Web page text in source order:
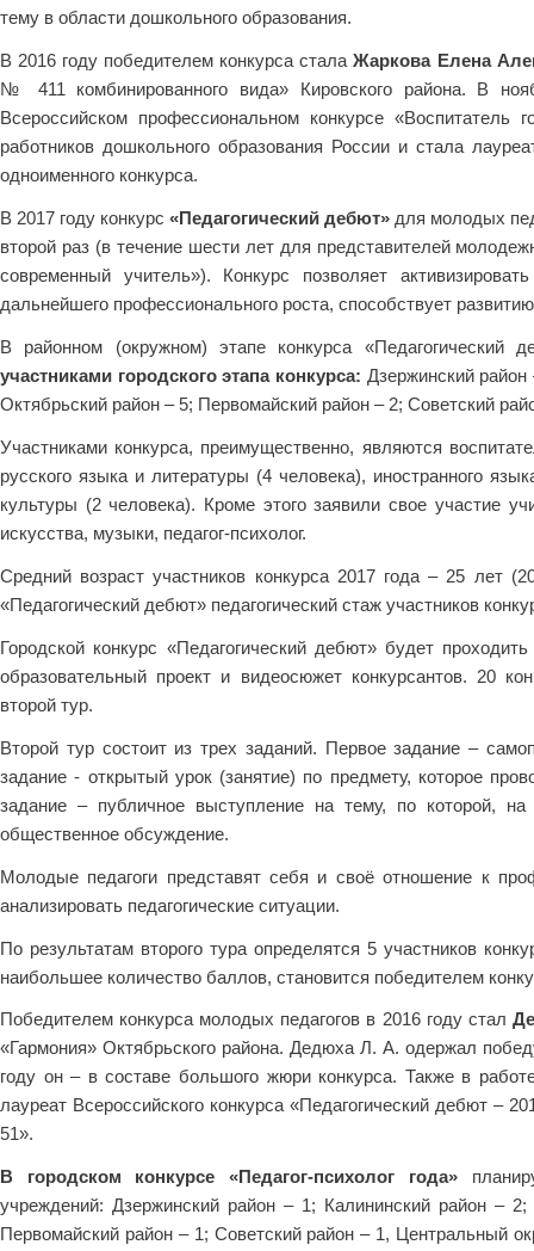
тему в области дошкольного образования.
В 2016 году победителем конкурса сталаЖаркова Елена
№ 411 комбинированного вида» Кировского района. В
Всероссийском профессиональном конкурсе
работников дошкольного образования России и стала
одноименного конкурса.
В 2017 году конкурс «Педагогический дебют» для молодых
второй раз (в течение шести лет для представителей
современный учитель»). Конкурс позволяет
дальнейшего профессионального роста, способствует
В районном (окружном) этапе конкурса
участниками городского этапа конкурса: Дзержинский
Октябрьский район – 5; Первомайский район – 2; Советский
Участниками конкурса, преимущественно, являются
русского языка и литературы (4 человека), иностранного
культуры (2 человека). Кроме этого заявили свое участие
искусства, музыки, педагог-психолог.
Средний возраст участников конкурса 2017 года – 25 лет
«Педагогический дебют» педагогический стаж участников
Городской конкурс «Педагогический дебют» будет
образовательный проект и видеосюжет конкурсантов. 20
второй тур.
Второй тур состоит из трех заданий. Первое задание –
задание - открытый урок (занятие) по предмету, которое
задание – публичное выступление на тему, по которой,
общественное обсуждение.
Молодые педагоги представят себя и своё отношение к
анализировать педагогические ситуации.
По результатам второго тура определятся 5 участников
наибольшее количество баллов, становится победителем
Победителем конкурса молодых педагогов в 2016 году стал
«Гармония» Октябрьского района. Дедюха Л. А. одержал
году он – в составе большого жюри конкурса. Также в
лауреат Всероссийского конкурса «Педагогический дебют
51».
В городском конкурсе «Педагог-психолог года»
учреждений: Дзержинский район – 1; Калининский район –
Первомайский район – 1; Советский район – 1, Центральный